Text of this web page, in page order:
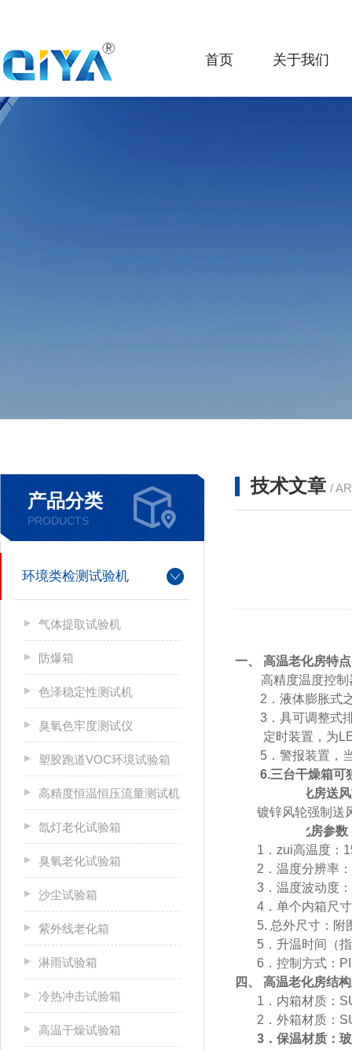
首页 关于我们
产品分类
PRODUCTS
环境类检测试验机
气体提取试验机
防爆箱
色泽稳定性测试机
臭氧色牢度测试仪
塑胶跑道VOC环境试验箱
高精度恒温恒压流量测试机
氙灯老化试验箱
臭氧老化试验箱
沙尘试验箱
紫外线老化箱
淋雨试验箱
冷热冲击试验箱
高温干燥试验箱
技术文章 /
一、 高温老化房特
1．高精度温度控
2．液体膨胀式
3．具可调整式
4．定时装置，为
5．警报装置，
6.三台干燥箱
高温老化房送
镀锌风轮强制送
高温老化房参数
1．zui高温度：
2．温度分辨率
3．温度波动度
4．单个内箱尺
5. 总外尺寸：附
5．升温时间（
6．控制方式：
四、 高温老化房结
1．内箱材质：
2．外箱材质：
3．保温材质：